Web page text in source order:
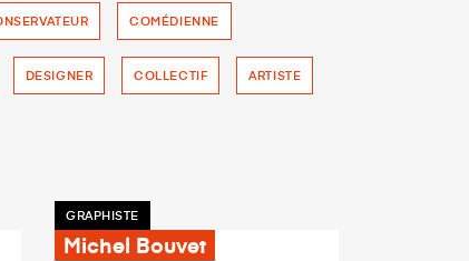
COMÉDIENNE
DESIGNER COLLECTIF ARTISTE
GRAPHISTE
Michel Bouvet